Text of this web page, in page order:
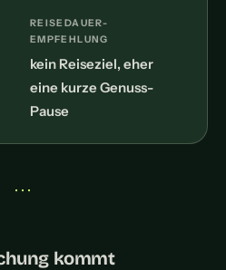
REISEDAUER-
EMPFEHLUNG
kein Reiseziel, eher
eine kurze Genuss-
Pause
• • •
kommt